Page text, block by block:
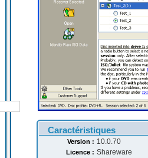
Caractéristiques
Version : 10.0.70
Licence : Shareware